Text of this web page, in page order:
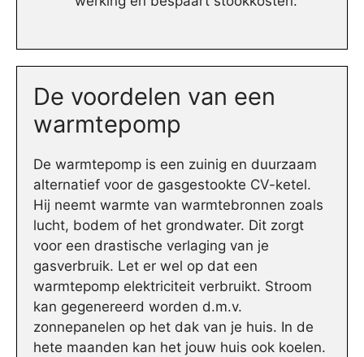
De voordelen van een
warmtepomp
De warmtepomp is een zuinig en duurzaam
alternatief voor de gasgestookte CV-ketel.
Hij neemt warmte van warmtebronnen zoals
lucht, bodem of het grondwater. Dit zorgt
voor een drastische verlaging van je
gasverbruik. Let er wel op dat een
warmtepomp elektriciteit verbruikt. Stroom
kan gegenereerd worden d.m.v.
zonnepanelen op het dak van je huis. In de
hete maanden kan het jouw huis ook koelen.